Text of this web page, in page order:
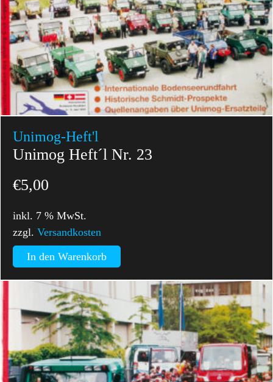
Unimog-Heft'l
Unimog Heft´l Nr. 23
€5,00
inkl. 7 % MwSt.
zzgl.Versandkosten
In den Warenkorb